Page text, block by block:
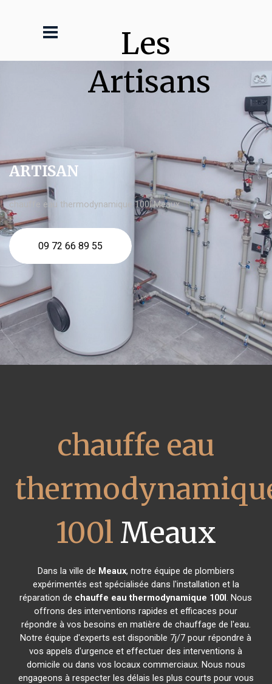
Les
Artisans
ARTISAN
chauffe eau thermodynamique 100l Meaux
09 72 66 89 55
chauffe eau
100l Meaux
Dans la ville de Meaux, notre équipe de plombiers
expérimentés est spécialisée dans l'installation et la
réparation de chauffe eau thermodynamique 100l. Nous
offrons des interventions rapides et efficaces pour
répondre à vos besoins en matière de chauffage de l'eau.
Notre équipe d'experts est disponible 7j/7 pour répondre à
vos appels d'urgence et effectuer des interventions à
domicile ou dans vos locaux commerciaux. Nous nous
engageons à respecter les délais les plus courts pour vous